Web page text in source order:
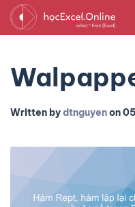
Written bydtnguyenon